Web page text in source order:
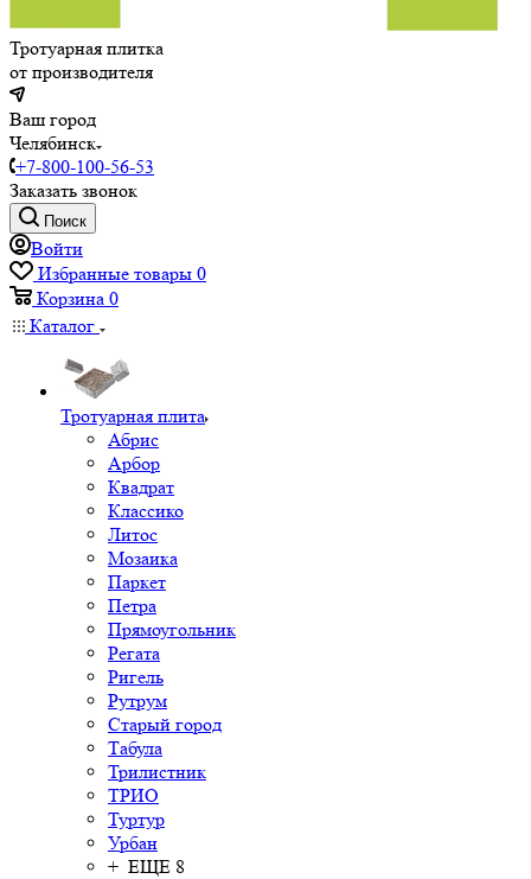
Тротуарная плитка
от производителя
Ваш город
Челябинск
+7-800-100-56-53
Заказать звонок
Поиск
Войти
Избранные товары 0
Корзина 0
Каталог
Тротуарная плита
Абрис
Арбор
Квадрат
Классико
Литос
Мозаика
Паркет
Петра
Прямоугольник
Регата
Ригель
Рутрум
Старый город
Табула
Трилистник
ТРИО
Туртур
Урбан
+ ЕЩЕ 8